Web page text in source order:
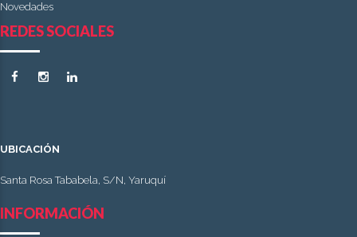
Novedades
REDES SOCIALES
UBICACIÓN
Santa Rosa Tababela, S/N, Yaruquí
INFORMACIÓN